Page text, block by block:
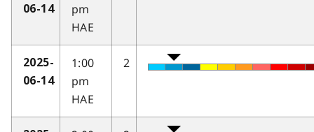
06-14
pm
HAE
2025-
06-14
1:00
pm
HAE
2